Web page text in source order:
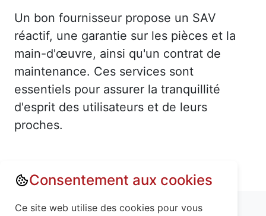
Un bon fournisseur propose un SAV
réactif, une garantie sur les pièces et la
main-d'œuvre, ainsi qu'un contrat de
maintenance. Ces services sont
essentiels pour assurer la tranquillité
d'esprit des utilisateurs et de leurs
proches.
Annuaire : Monte escalier
Ain (01)
Consentement aux cookies
Ce site web utilise des cookies pour vous